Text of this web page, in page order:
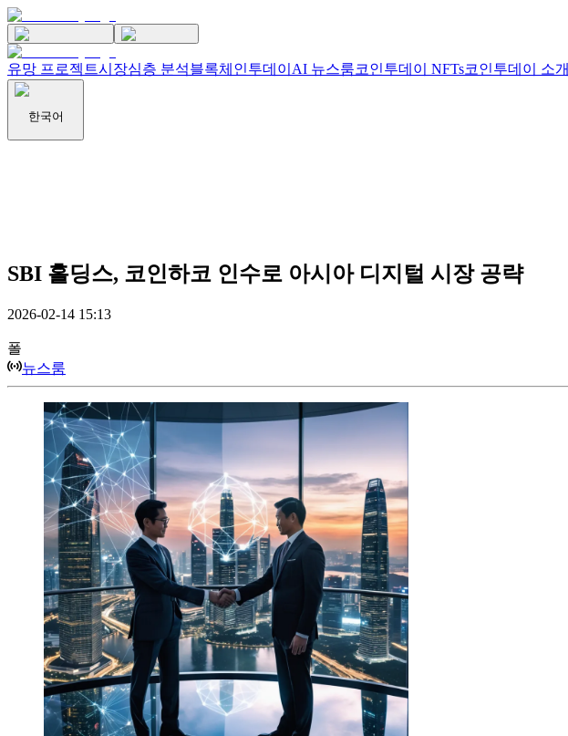
유망 프로젝트시장심층 분석블록체인투데이 AI 뉴스룸코인투데이 NFTs코인투데이 소개
한국어
SBI 홀딩스, 코인하코 인수로 아시아 디지털 시장 공략
2026-02-14 15:13
폴
뉴스룸